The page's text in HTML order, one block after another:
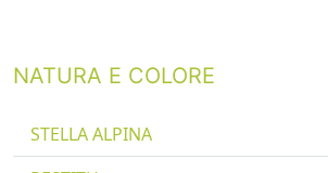
NATURA E COLORE
STELLA ALPINA